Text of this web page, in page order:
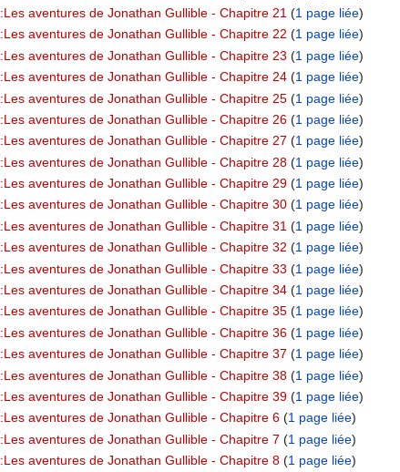
aventures de Jonathan Gullible - Chapitre 21 ‏‎ (1 page liée)
aventures de Jonathan Gullible - Chapitre 22 ‏‎ (1 page liée)
aventures de Jonathan Gullible - Chapitre 23 ‏‎ (1 page liée)
aventures de Jonathan Gullible - Chapitre 24‏‎ (1 page liée)
aventures de Jonathan Gullible - Chapitre 25‏‎ (1 page liée)
aventures de Jonathan Gullible - Chapitre 26‏‎ (1 page liée)
aventures de Jonathan Gullible - Chapitre 27 ‏‎ (1 page liée)
aventures de Jonathan Gullible - Chapitre 28‏‎ (1 page liée)
aventures de Jonathan Gullible - Chapitre 29‏‎ (1 page liée)
aventures de Jonathan Gullible - Chapitre 30‏‎ (1 page liée)
aventures de Jonathan Gullible - Chapitre 31 ‏‎ (1 page liée)
aventures de Jonathan Gullible - Chapitre 32 ‏‎ (1 page liée)
aventures de Jonathan Gullible - Chapitre 33 ‏‎ (1 page liée)
aventures de Jonathan Gullible - Chapitre 34‏‎ (1 page liée)
aventures de Jonathan Gullible - Chapitre 35‏‎ (1 page liée)
aventures de Jonathan Gullible - Chapitre 36‏‎ (1 page liée)
aventures de Jonathan Gullible - Chapitre 37 ‏‎ (1 page liée)
aventures de Jonathan Gullible - Chapitre 38‏‎ (1 page liée)
aventures de Jonathan Gullible - Chapitre 39‏‎ (1 page liée)
aventures de Jonathan Gullible - Chapitre 6‏‎ (1 page liée)
aventures de Jonathan Gullible - Chapitre 7 ‏‎ (1 page liée)
aventures de Jonathan Gullible - Chapitre 8‏‎ (1 page liée)